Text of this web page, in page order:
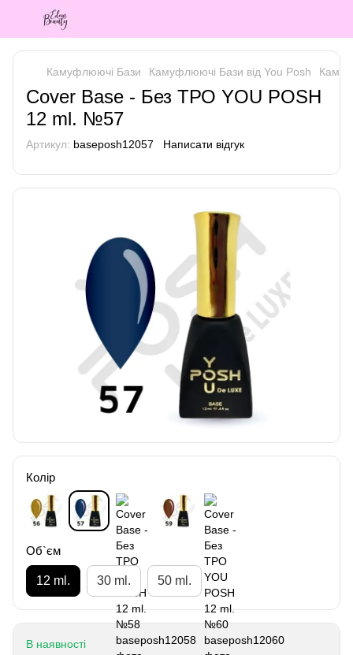
Камуфлюючі Бази Камуфлюючі Бази від You Posh
Cover Base - Без ТРО YOU POSH
12 ml. №57
Артикул: baseposh12057 Написати відгук
Колір
Об`єм
12 ml. 30 ml. 50 ml.
В наявності